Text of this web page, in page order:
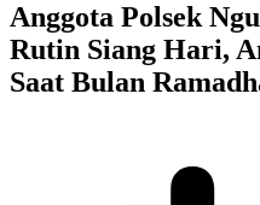
Anggota Polsek
Rutin Siang Hari,
Saat Bulan